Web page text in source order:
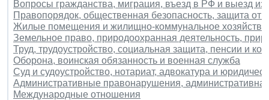
Вопросы гражданства, миграция, въезд в РФ и выезд
Правопорядок, общественная безопасность, защита от
Жилые помещения и жилищно-коммунальное хозяйство
Земельное право, природоохранная деятельность,
Труд, трудоустройство, социальная защита, пенсии и
Оборона, воинская обязанность и военная служба
Суд и судоустройство, нотариат, адвокатура и
Административные правонарушения, административная
Международные отношения